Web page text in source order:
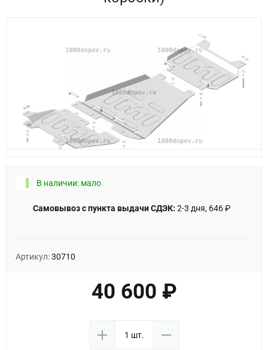
В наличии: мало
Самовывоз с пункта выдачи СДЭК: 2-3 дня, 646 ₽
Артикул:30710
40 600 ₽